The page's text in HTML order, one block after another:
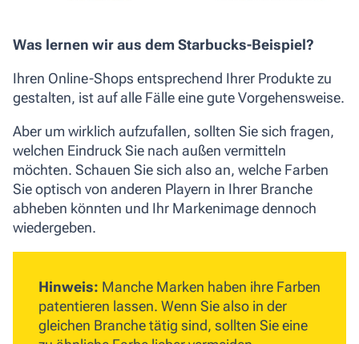
Was lernen wir aus dem Starbucks-Beispiel?
Ihren Online-Shops entsprechend Ihrer Produkte zu
gestalten, ist auf alle Fälle eine gute Vorgehensweise.
Aber um wirklich aufzufallen, sollten Sie sich fragen,
welchen Eindruck Sie nach außen vermitteln
möchten. Schauen Sie sich also an, welche Farben
Sie optisch von anderen Playern in Ihrer Branche
abheben könnten und Ihr Markenimage dennoch
wiedergeben.
Hinweis: Manche Marken haben ihre Farben
patentieren lassen. Wenn Sie also in der
gleichen Branche tätig sind, sollten Sie eine